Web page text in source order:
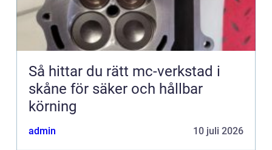
Så hittar du rätt mc-verkstad i
skåne för säker och hållbar
körning
admin 10 juli 2026